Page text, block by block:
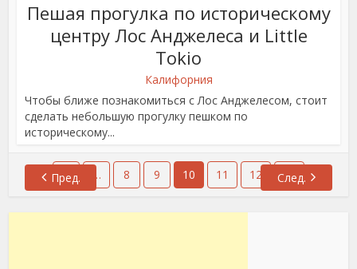
Пешая прогулка по историческому
центру Лос Анджелеса и Little
Tokio
Калифорния
Чтобы ближе познакомиться с Лос Анджелесом, стоит
сделать небольшую прогулку пешком по
историческому...
Пред.
1 … 8 9 10 11 12 13
След.